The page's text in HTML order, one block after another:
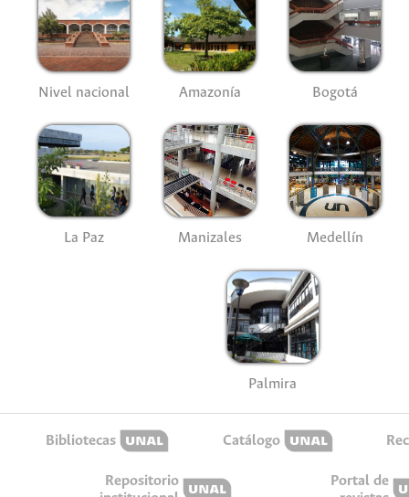
Nivel nacional Amazonía Bogotá
La Paz Manizales Medellín
Palmira
Bibliotecas Catálogo
Repositorio
Portal de